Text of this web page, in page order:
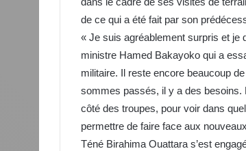
de ce qui a été fait par son
« Je suis agréablement surpris et je
ministre Hamed Bakayoko qui a
militaire. Il reste encore beaucoup
sommes passés, il y a des besoins.
côté des troupes, pour voir dans
permettre de faire face aux
Téné Birahima Ouattara s’est